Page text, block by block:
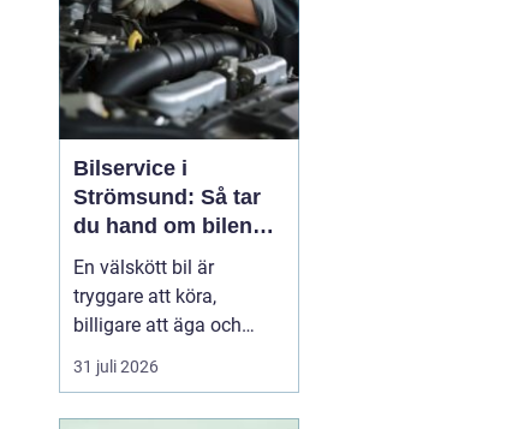
Bilservice i
Strömsund: Så tar
du hand om bilen
året runt
En välskött bil är
tryggare att köra,
billigare att äga och
enklare att sälja vidare. I
en norrländsk vardag
31 juli 2026